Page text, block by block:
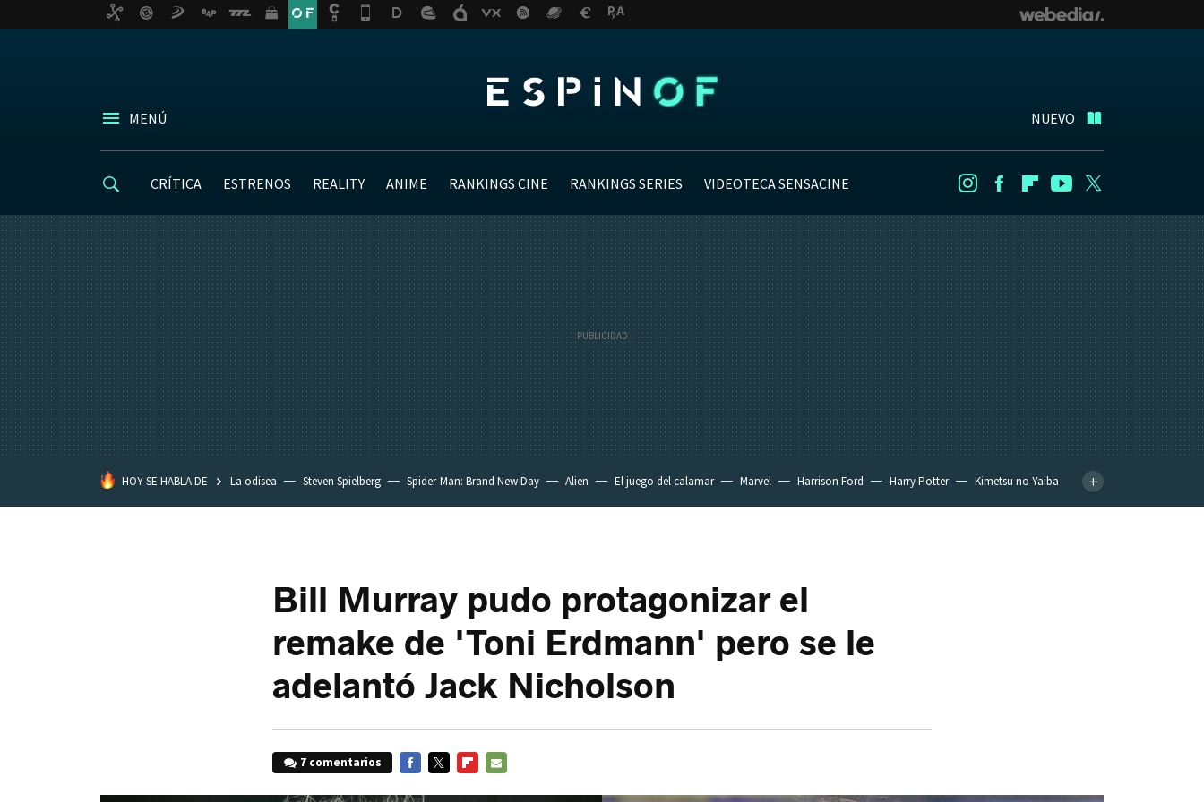
MENÚ NUEVO
CRÍTICA ESTRENOS REALITY ANIME RANKINGS CINE RANKINGS SERIES VIDEOTECA SENSACINE InstagramFacebookFlipboard
Youtube
HOY SE HABLA DE La odisea Steven Spielberg Spider-Man: Brand New Day Alien El juego del calamar Marvel Harrison Ford Harry Potter
Kimetsu no Yaiba
Bill Murray pudo protagonizar el
remake de 'Toni Erdmann' pero se le
adelantó Jack Nicholson
7 comentarios